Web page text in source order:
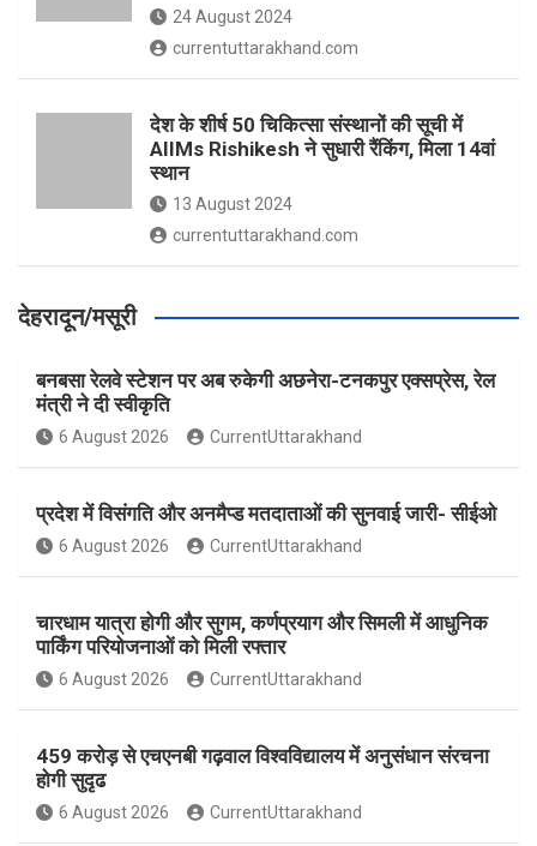
24 August 2024
currentuttarakhand.com
देश के शीर्ष 50 चिकित्सा संस्थानों की सूची में
AIIMs Rishikesh ने सुधारी रैंकिंग, मिला 14वां
स्थान
13 August 2024
currentuttarakhand.com
देहरादून/मसूरी
बनबसा रेलवे स्टेशन पर अब रुकेगी अछनेरा-टनकपुर एक्सप्रेस, रेल
मंत्री ने दी स्वीकृति
6 August 2026 CurrentUttarakhand
प्रदेश में विसंगति और अनमैप्ड मतदाताओं की सुनवाई जारी- सीईओ
6 August 2026 CurrentUttarakhand
चारधाम यात्रा होगी और सुगम, कर्णप्रयाग और सिमली में आधुनिक
पार्किंग परियोजनाओं को मिली रफ्तार
6 August 2026 CurrentUttarakhand
459 करोड़ से एचएनबी गढ़वाल विश्वविद्यालय में अनुसंधान संरचना
होगी सुदृढ
6 August 2026 CurrentUttarakhand